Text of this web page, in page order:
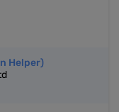
Helper)